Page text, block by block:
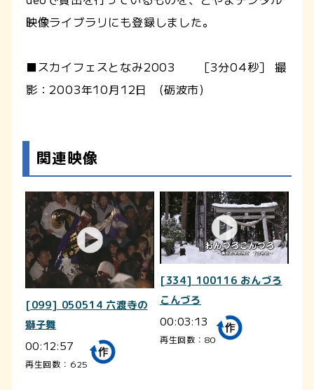
映像ライブラリにも登録しました。
■スカイフェスとなみ2003 ［3分04秒］ 撮
影：2003年10月12日 (砺波市)
関連映像
[099] 050514 六渡寺の
獅子舞
00:12:57
再生回数：625
[334] 100116 おんづろ
こんづろ
00:03:13
再生回数：80